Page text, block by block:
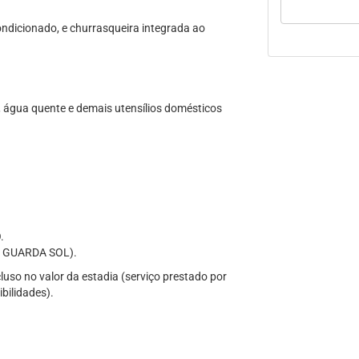
e churrasqueira integrada ao
quente e demais utensílios domésticos
SOL).
no valor da estadia (serviço prestado por